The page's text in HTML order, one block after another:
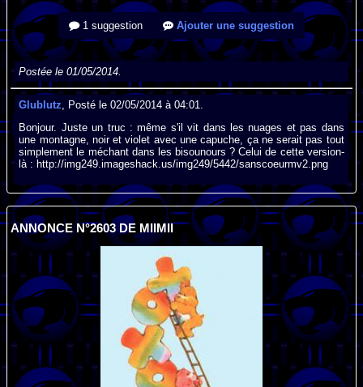
1 suggestion Ajouter une suggestion
Postée le 01/05/2014.
Glublutz , Posté le 02/05/2014 à 04:01.
Bonjour. Juste un truc : même s'il vit dans les nuages et pas dans
une montagne, noir et violet avec une capuche, ça ne serait pas tout
simplement le méchant dans les bisounours ? Celui de cette version-
là : http://img249.imageshack.us/img249/5442/sanscoeurmv2.png
ANNONCE N°2603 DE MIIMII